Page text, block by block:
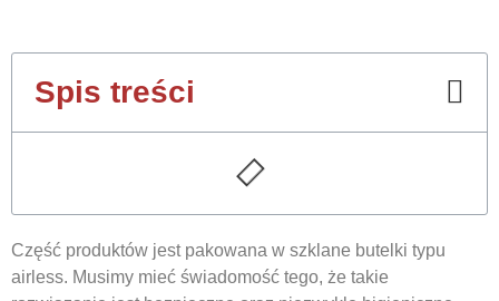
Spis treści
Część produktów jest pakowana w szklane butelki typu
airless. Musimy mieć świadomość tego, że takie